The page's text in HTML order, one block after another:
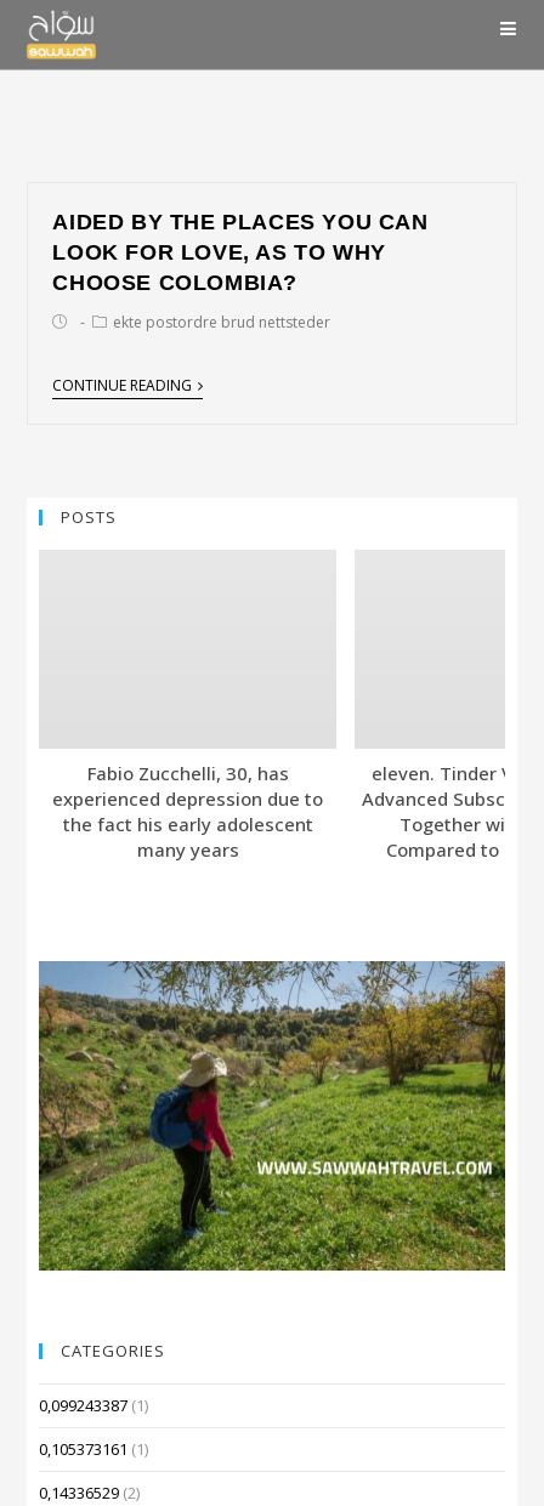
AIDED BY THE PLACES YOU CAN
LOOK FOR LOVE, AS TO WHY
CHOOSE COLOMBIA?
ekte postordre brud nettsteder
CONTINUE READING
POSTS
Fabio Zucchelli, 30, has
experienced depression due to
the fact his early adolescent
many years
eleven. Tinder
Advanced
Together with
Compared to
CATEGORIES
0,099243387 (1)
0,105373161 (1)
0,14336529 (2)